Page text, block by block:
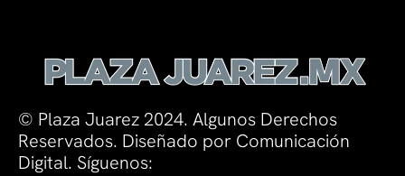
© Plaza Juarez 2024. Algunos Derechos
Reservados. Diseñado por Comunicación
Digital. Síguenos: